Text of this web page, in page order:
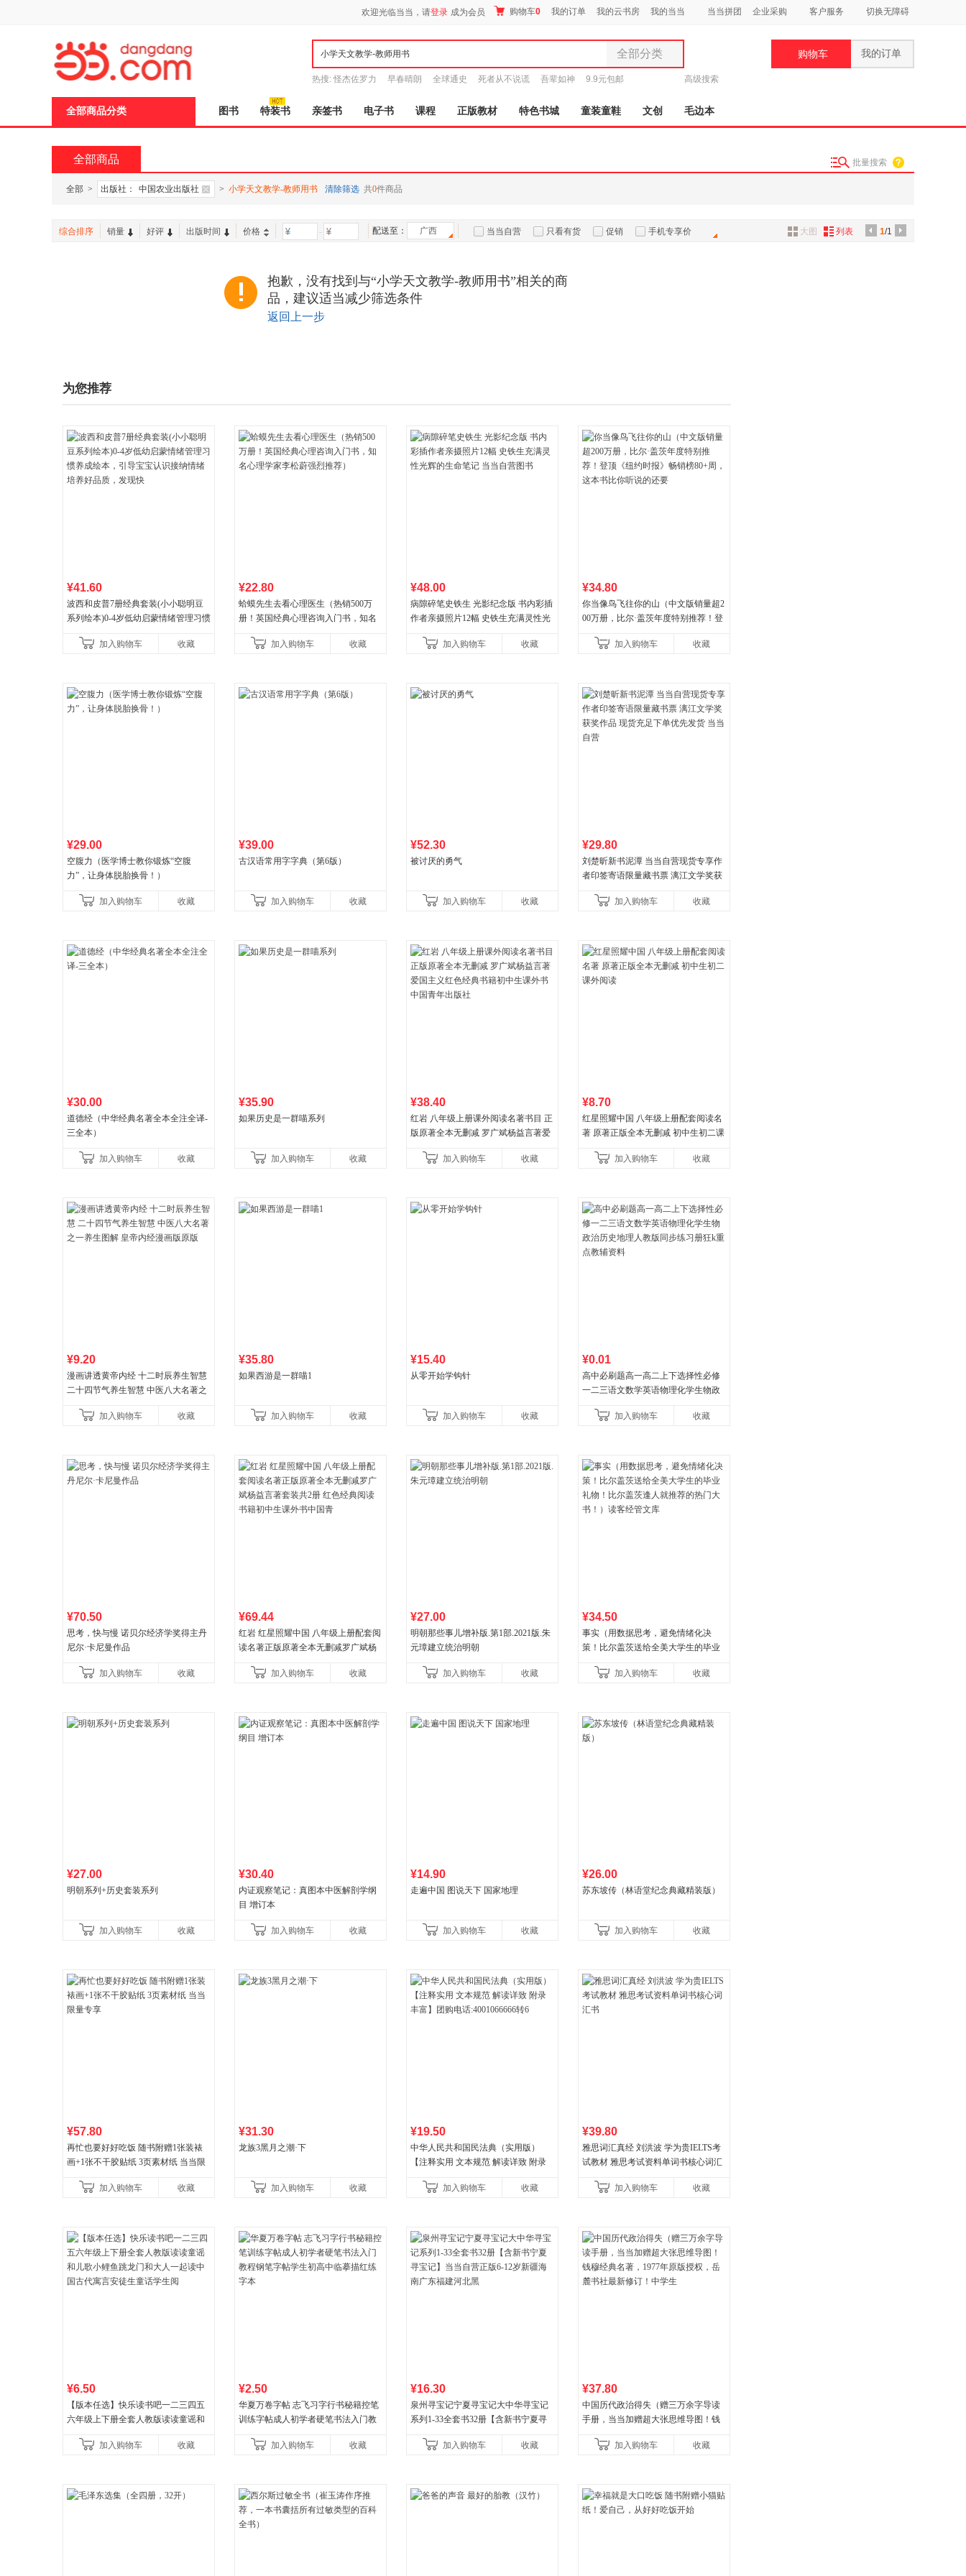
欢迎光临当当，请登录 成为会员 购物车0 我的订单 我的云书房 我的当当 当当拼团 企业采购 客户服务 切换无障碍
全部分类
全部分类
图书
电子书
孕婴服饰
数码影音
电脑办公
大家电
热搜: 怪杰佐罗力 早春晴朗 全球通史 死者从不说谎 吾辈如神 9.9元包邮 高级搜索
购物车 我的订单
全部商品分类 图书 特装书 亲签书 电子书 课程 正版教材 特色书城 童装童鞋 文创 毛边本
全部商品 批量搜索
全部 > 出版社： 中国农业出版社 > 小学天文教学-教师用书 清除筛选 共0件商品
综合排序 销量 好评 出版时间 价格 - 配送至： 广西 当当自营 只看有货 促销 手机专享价 1/1
大图 列表
抱歉，没有找到与“小学天文教学-教师用书”相关的商
品，建议适当减少筛选条件
返回上一步
为您推荐
¥41.60
波西和皮普7册经典套装(小小聪明豆
系列绘本)0-4岁低幼启蒙情绪管理习惯
养好品质，发现快
加入购物车 收藏
¥22.80
蛤蟆先生去看心理医生（热销500万
册！英国经典心理咨询入门书，知名
加入购物车
收藏
¥48.00
病隙碎笔史铁生 光影纪念版 书内彩插
作者亲摄照片12幅 史铁生充满灵性光
加入购物车
收藏
¥34.80
你当像鸟飞往你的山（中文版销量超2
00万册，比尔·盖茨年度特别推荐！登
比你听说的还要
加入购物车 收藏
¥29.00
空腹力（医学博士教你锻炼“空腹
力”，让身体脱胎换骨！）
加入购物车 收藏
¥39.00
古汉语常用字字典（第6版）
加入购物车 收藏
¥52.30
被讨厌的勇气
加入购物车 收藏
¥29.80
刘楚昕新书泥潭 当当自营现货专享作
者印签寄语限量藏书票 漓江文学奖获
加入购物车 收藏
¥30.00
道德经（中华经典名著全本全注全译-
三全本）
加入购物车 收藏
¥35.90
如果历史是一群喵系列
加入购物车 收藏
¥38.40
红岩 八年级上册课外阅读名著书目 正
版原著全本无删减 罗广斌杨益言著爱
国青年出版社加入购物车 收藏
¥8.70
红星照耀中国 八年级上册配套阅读名
著 原著正版全本无删减 初中生初二课
加入购物车
收藏
¥9.20
漫画讲透黄帝内经 十二时辰养生智慧
二十四节气养生智慧 中医八大名著之
加入购物车
收藏
¥35.80
如果西游是一群喵1
加入购物车 收藏
¥15.40
从零开始学钩针
加入购物车 收藏
¥0.01
高中必刷题高一高二上下选择性必修
一二三语文数学英语物理化学生物政
教辅资料加入购物车 收藏
¥70.50
思考，快与慢 诺贝尔经济学奖得主丹
尼尔·卡尼曼作品
加入购物车 收藏
¥69.44
红岩 红星照耀中国 八年级上册配套阅
读名著正版原著全本无删减罗广斌杨
初中生课外书中国青
加入购物车 收藏
¥27.00
明朝那些事儿增补版.第1部.2021版.朱
元璋建立统治明朝
加入购物车 收藏
¥34.50
事实（用数据思考，避免情绪化决
策！比尔盖茨送给全美大学生的毕业
书！）读客经管文库
加入购物车 收藏
¥27.00
明朝系列+历史套装系列
加入购物车 收藏
¥30.40
内证观察笔记：真图本中医解剖学纲
目 增订本
加入购物车 收藏
¥14.90
走遍中国 图说天下 国家地理
加入购物车 收藏
¥26.00
苏东坡传（林语堂纪念典藏精装版）
加入购物车 收藏
¥57.80
再忙也要好好吃饭 随书附赠1张装裱
画+1张不干胶贴纸 3页素材纸 当当限
加入购物车
收藏
¥31.30
龙族3黑月之潮·下
加入购物车 收藏
¥19.50
中华人民共和国民法典（实用版）
【注释实用 文本规范 解读详致 附录
加入购物车
收藏
¥39.80
雅思词汇真经 刘洪波 学为贵IELTS考
试教材 雅思考试资料单词书核心词汇
加入购物车
收藏
¥6.50
【版本任选】快乐读书吧一二三四五
六年级上下册全套人教版读读童谣和
古代寓言安徒生童话学生阅
加入购物车 收藏
¥2.50
华夏万卷字帖 志飞习字行书秘籍控笔
训练字帖成人初学者硬笔书法入门教
加入购物车 收藏
¥16.30
泉州寻宝记宁夏寻宝记大中华寻宝记
系列1-33全套书32册【含新书宁夏寻
广东福建河北黑
加入购物车 收藏
¥37.80
中国历代政治得失（赠三万余字导读
手册，当当加赠超大张思维导图！钱
书社最新修订！中学生
加入购物车 收藏
页